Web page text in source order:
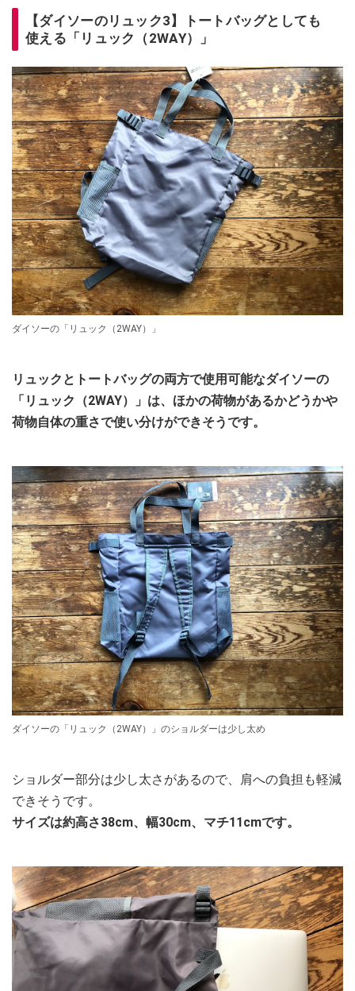
【ダイソーのリュック3】トートバッグとしても
使える「リュック（2WAY）」
ダイソーの「リュック（2WAY）」
リュックとトートバッグの両方で使用可能なダイソーの
「リュック（2WAY）」は、ほかの荷物があるかどうかや
荷物自体の重さで使い分けができそうです。
ダイソーの「リュック（2WAY）」のショルダーは少し太め
ショルダー部分は少し太さがあるので、肩への負担も軽減
できそうです。
サイズは約高さ38cm、幅30cm、マチ11cmです。